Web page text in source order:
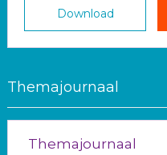
Download
Themajournaal
Themajournaal